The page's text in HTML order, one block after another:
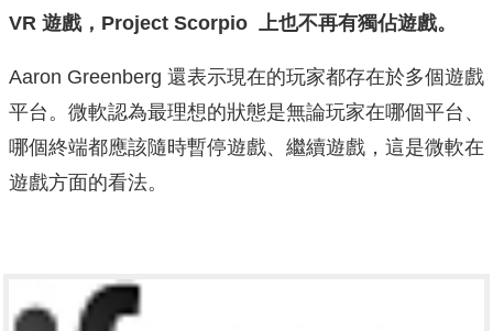
VR 遊戲， Project Scorpio 上也不再有獨佔遊戲。
Aaron Greenberg 還表示現在的玩家都存在於多個遊戲
平台。微軟認為最理想的狀態是無論玩家在哪個平台、
哪個終端都應該隨時暫停遊戲、繼續遊戲，這是微軟在
遊戲方面的看法。